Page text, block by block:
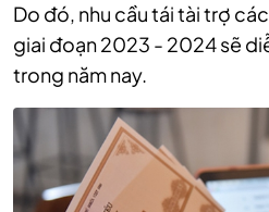
Do đó, nhu cầu tái tài trợ
giai đoạn 2023 - 2024 sẽ
trong năm nay.